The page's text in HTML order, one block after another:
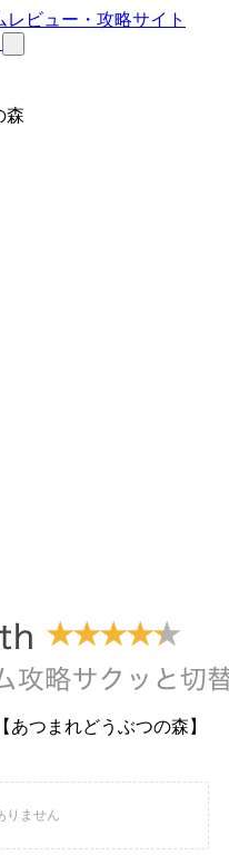
森
あつまれどうぶつの森】